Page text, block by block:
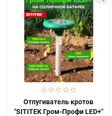
Отпугиватель кротов
"SITITEK Гром-Профи LED+"